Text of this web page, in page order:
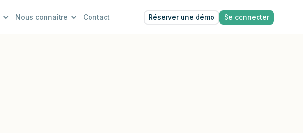
Nous connaître Contact Réserver une démo Se connecter